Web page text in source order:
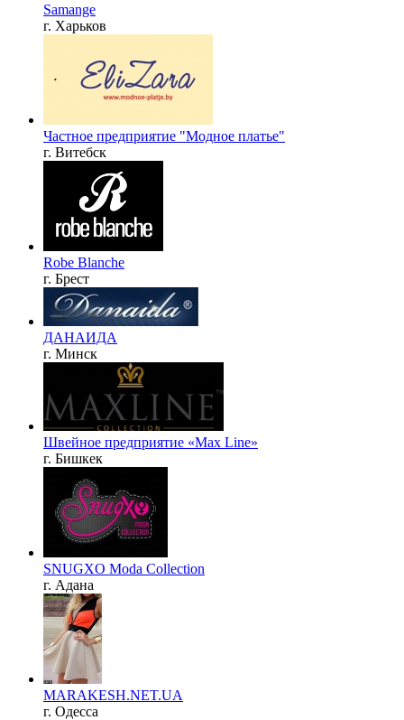
Samange
г. Харьков
Частное предприятие "Модное платье"
г. Витебск
Robe Blanche
г. Брест
ДАНАИДА
г. Минск
Швейное предприятие «Max Line»
г. Бишкек
SNUGXO Moda Collection
г. Адана
MARAKESH.NET.UA
г. Одесса